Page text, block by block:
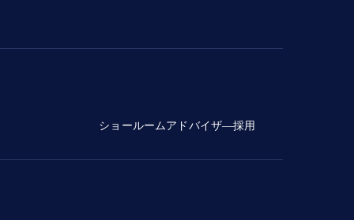
ショールームアドバイザ―採用